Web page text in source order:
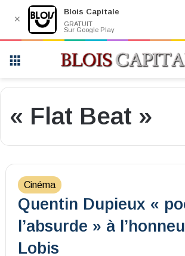
« Flat Beat »
Cinéma
Quentin Dupieux «
l’absurde » à
Lobis
✕
Blois Capitale
GRATUIT
Sur Google Play